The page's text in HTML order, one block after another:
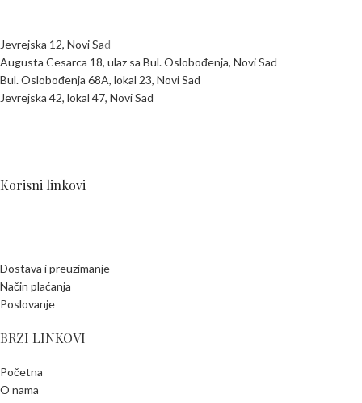
Jevrejska 12, Novi Sad
Augusta Cesarca 18, ulaz sa Bul. Oslobođenja, Novi Sad
Bul. Oslobođenja 68A, lokal 23, Novi Sad
Jevrejska 42, lokal 47, Novi Sad
Korisni linkovi
Dostava i preuzimanje
Način plaćanja
Poslovanje
BRZI LINKOVI
Početna
O nama